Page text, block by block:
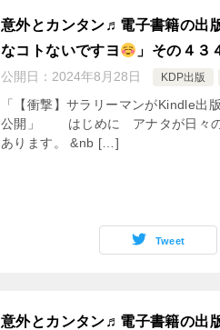
意外とカンタン♬電子書籍の出
なコトないですヨ
」その４３
公開日： 2024年8月28日 KDP出版
「【衝撃】サラリーマンがKindle出
公開」 はじめに アナタが日々の
あります。 &nb […]
Tweet
意外とカンタン♬電子書籍の出